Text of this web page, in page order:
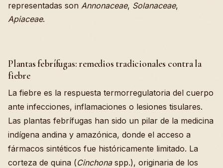
representadas son Annonaceae, Solanaceae,
Apiaceae.
Plantas febrífugas: remedios tradicionales contra la
fiebre
La fiebre es la respuesta termorregulatoria del cuerpo
ante infecciones, inflamaciones o lesiones tisulares.
Las plantas febrífugas han sido un pilar de la medicina
indígena andina y amazónica, donde el acceso a
fármacos sintéticos fue históricamente limitado. La
corteza de quina (Cinchonaspp.), originaria de los